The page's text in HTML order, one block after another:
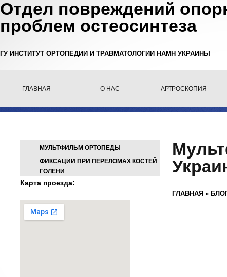
Отдел повреждений
проблем остеосинтеза
ГУ ИНСТИТУТ ОРТОПЕДИИ И ТРАВМАТОЛОГИИ НАМН УКРАИНЫ
ГЛАВНАЯ О НАС АРТРОСКОПИЯ
МУЛЬТФИЛЬМ ОРТОПЕДЫ
ФИКСАЦИИ ПРИ ПЕРЕЛОМАХ КОСТЕЙ
ГОЛЕНИ
Карта проезда:
ГЛАВНАЯ »